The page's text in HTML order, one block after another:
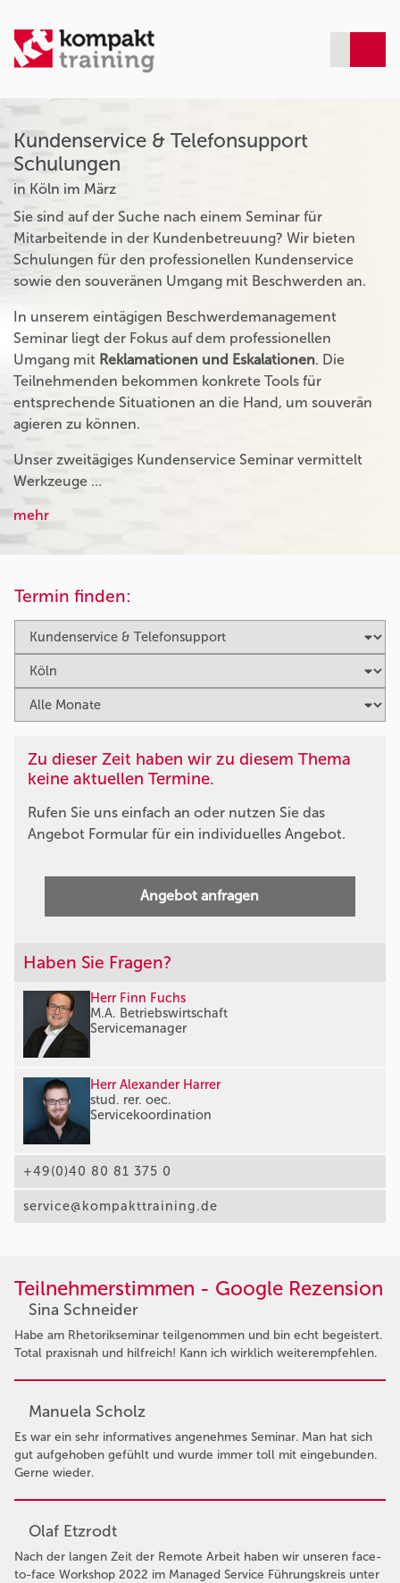
Kundenservice & Telefonsupport
Schulungen
in Köln im März
Sie sind auf der Suche nach einem Seminar für
Mitarbeitende in der Kundenbetreuung? Wir bieten
Schulungen für den professionellen Kundenservice
sowie den souveränen Umgang mit Beschwerden an.
In unserem eintägigen Beschwerdemanagement
Seminar liegt der Fokus auf dem professionellen
Umgang mit Reklamationen und Eskalationen. Die
Teilnehmenden bekommen konkrete Tools für
entsprechende Situationen an die Hand, um souverän
agieren zu können.
Unser zweitägiges Kundenservice Seminar vermittelt
Werkzeuge …
mehr
Termin finden:
Zu dieser Zeit haben wir zu diesem Thema
keine aktuellen Termine.
Rufen Sie uns einfach an oder nutzen Sie das
Angebot Formular für ein individuelles Angebot.
Angebot anfragen
Haben Sie Fragen?
Herr Finn Fuchs
M.A. Betriebswirtschaft
Servicemanager
Herr Alexander Harrer
stud. rer. oec.
Servicekoordination
+49(0)40 80 81 375 0
service@kompakttraining.de
Teilnehmerstimmen - Google Rezension
Sina Schneider
Habe am Rhetorikseminar teilgenommen und bin echt begeistert.
Total praxisnah und hilfreich! Kann ich wirklich weiterempfehlen.
Manuela Scholz
Es war ein sehr informatives angenehmes Seminar. Man hat sich
gut aufgehoben gefühlt und wurde immer toll mit eingebunden.
Gerne wieder.
Olaf Etzrodt
Nach der langen Zeit der Remote Arbeit haben wir unseren face-
to-face Workshop 2022 im Managed Service Führungskreis unter